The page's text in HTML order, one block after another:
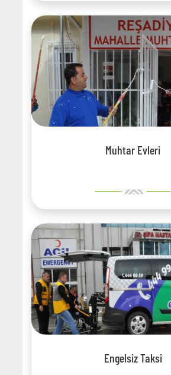
Muhtar Evleri
Engelsiz Taksi